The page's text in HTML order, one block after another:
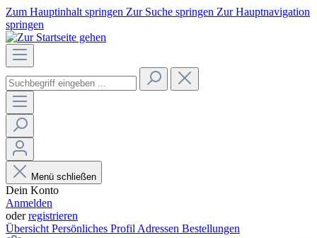
Zum Hauptinhalt springen Zur Suche springen Zur Hauptnavigation
springen
Menü schließen
Dein Konto
Anmelden
oderregistrieren
Übersicht Persönliches Profil Adressen Bestellungen